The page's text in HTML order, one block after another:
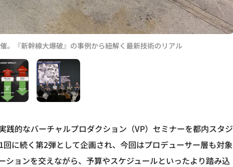
『新幹線大爆破』の事例から紐解く最新技術のリアル
的なバーチャルプロダクション（VP）セミナーを都内スタジ
に続く第2弾として企画され、今回はプロデューサー層も対象
ションを交えながら、予算やスケジュールといったより踏み込